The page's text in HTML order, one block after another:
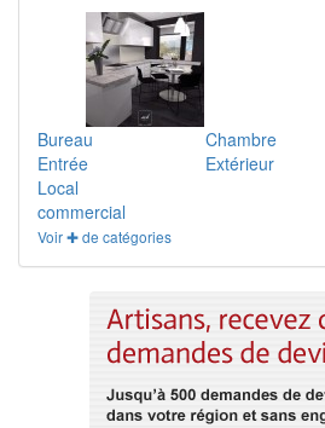
Bureau Chambre
Entrée
Extérieur
Local
commercial
Voir ✚ de catégories